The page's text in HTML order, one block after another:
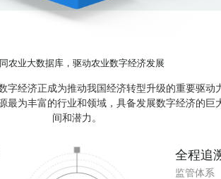
农业大数据库，驱动农业数字经济发展
字经济正成为推动我国经济转型升级的重要驱动
最为丰富的行业和领域，具备发展数字经济的巨
间和潜力。
全程追
监管体系